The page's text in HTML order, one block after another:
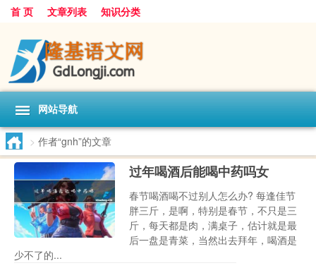
首 页 文章列表 知识分类
网站导航
> 作者“gnh”的文章
过年喝酒后能喝中药吗女
春节喝酒喝不过别人怎么办? 每逢佳节
胖三斤，是啊，特别是春节，不只是三
斤，每天都是肉，满桌子，估计就是最
后一盘是青菜，当然出去拜年，喝酒是
少不了的...